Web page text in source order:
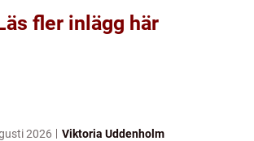
fler inlägg här
2026 Viktoria Uddenholm